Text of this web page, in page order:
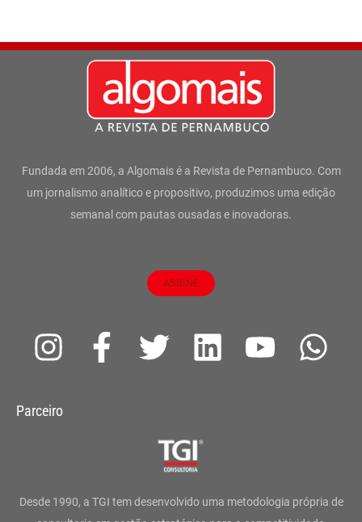
Fundada em 2006, a Algomais é a Revista de Pernambuco. Com
um jornalismo analítico e propositivo, produzimos uma edição
semanal com pautas ousadas e inovadoras.
ASSINE
I
s
g
F
a
o
T
t
e
L
d
Y
b
W
a
Parceiro
Desde 1990, a TGI tem desenvolvido uma metodologia própria de